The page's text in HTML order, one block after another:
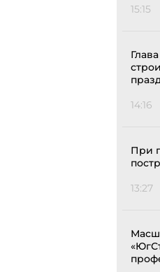
15:15
14:16
При
13:27